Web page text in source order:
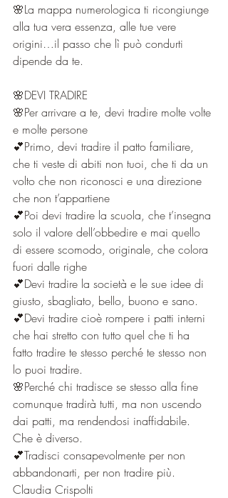
🌸La mappa numerologica ti ricongiunge
alla tua vera essenza, alle tue vere
origini…il passo che lì può condurti
dipende da te.
🌸DEVI TRADIRE
🌸Per arrivare a te, devi tradire molte volte
e molte persone
💕Primo, devi tradire il patto familiare,
che ti veste di abiti non tuoi, che ti da un
volto che non riconosci e una direzione
che non t’appartiene
💕Poi devi tradire la scuola, che t’insegna
solo il valore dell’obbedire e mai quello
di essere scomodo, originale, che colora
fuori dalle righe
💕Devi tradire la società e le sue idee di
giusto, sbagliato, bello, buono e sano.
💕Devi tradire cioè rompere i patti interni
che hai stretto con tutto quel che ti ha
fatto tradire te stesso perché te stesso non
lo puoi tradire.
🌸Perché chi tradisce se stesso alla fine
comunque tradirà tutti, ma non uscendo
dai patti, ma rendendosi inaffidabile.
Che è diverso.
💕Tradisci consapevolmente per non
abbandonarti, per non tradire più.
Claudia Crispolti